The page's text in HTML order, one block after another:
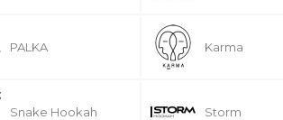
PALKA Karma
Snake Hookah Storm